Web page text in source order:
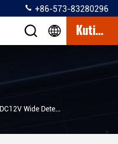
+86-573-83280296
Kutipan
DC12V Wide Detection Bands 5.8GHz Backpack Drone Detector